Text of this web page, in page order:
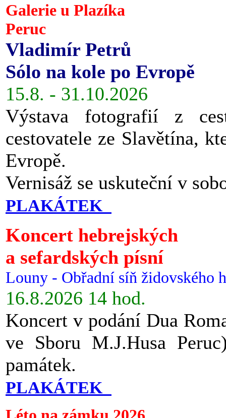
Galerie u Plazíka
Peruc
Vladimír Petrů
Sólo na kole po Evropě
15.8. - 31.10.2026
Výstava fotografií z
cestovatele ze Slavětína,
Evropě.
Vernisáž se uskuteční v
PLAKÁTEK
Koncert hebrejských
a sefardských písní
Louny - Obřadní síň židovského
16.8.2026 14 hod.
Koncert v podání Dua
ve Sboru M.J.Husa
památek.
PLAKÁTEK